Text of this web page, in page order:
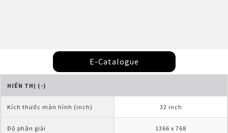
E-Catalogue
HIỂN THỊ (-)
Kích thước màn hình (inch) 32 inch
Độ phân giải 1366 x 768